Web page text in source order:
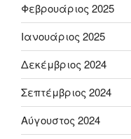
Φεβρουάριος 2025
Ιανουάριος 2025
Δεκέμβριος 2024
Σεπτέμβριος 2024
Αύγουστος 2024